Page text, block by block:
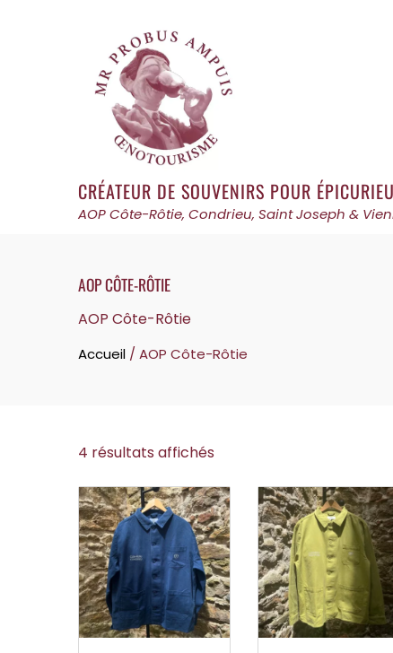
CRÉATEUR DE SOUVENIRS POUR
AOP Côte-Rôtie, Condrieu, Saint Joseph &
AOP CÔTE-RÔTIE
AOP Côte-Rôtie
Accueil / AOP Côte-Rôtie
4 résultats affichés
popularité